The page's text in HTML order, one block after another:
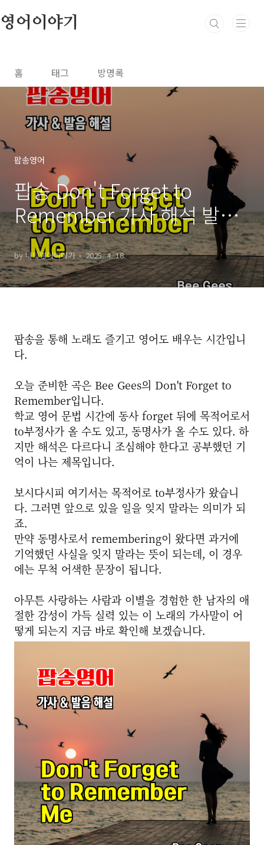
영어이야기
홈 태그 방명록
팝송영어
팝송 Don't Forget to
Remember 가사 해석 발음
총정리
by 나의영어이야기 2025. 4. 18.
팝송을 통해 노래도 즐기고 영어도 배우는 시간입니
다.
오늘 준비한 곡은 Bee Gees의 Don't Forget to
Remember입니다.
학교 영어 문법 시간에 동사 forget 뒤에 목적어로서
to부정사가 올 수도 있고, 동명사가 올 수도 있다. 하
지만 해석은 다르다니 조심해야 한다고 공부했던 기
억이 나는 제목입니다.
보시다시피 여기서는 목적어로 to부정사가 왔습니
다. 그러면 앞으로 있을 일을 잊지 말라는 의미가 되
죠.
만약 동명사로서 remembering이 왔다면 과거에
기억했던 사실을 잊지 말라는 뜻이 되는데, 이 경우
에는 무척 어색한 문장이 됩니다.
아무튼 사랑하는 사람과 이별을 경험한 한 남자의 애
절한 감성이 가득 실력 있는 이 노래의 가사말이 어
떻게 되는지 지금 바로 확인해 보겠습니다.